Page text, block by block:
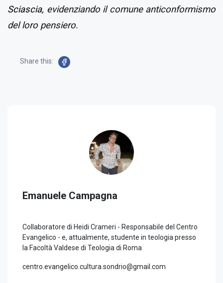
Sciascia, evidenziando il comune anticonformismo
del loro pensiero.
Share this:
Emanuele Campagna
Collaboratore di Heidi Crameri - Responsabile del Centro
Evangelico - e, attualmente, studente in teologia presso
la Facoltà Valdese di Teologia di Roma
centro.evangelico.cultura.sondrio@gmail.com